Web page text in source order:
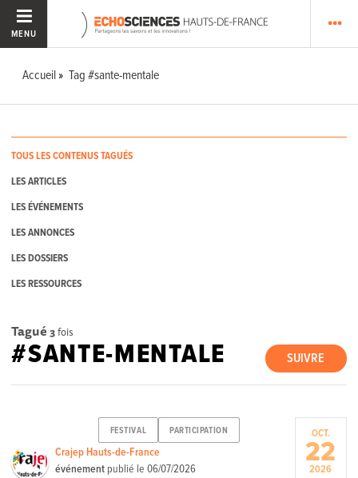
MENU
Accueil Tag #sante-mentale
TOUS LES CONTENUS TAGUÉS
LES ARTICLES
LES ÉVÉNEMENTS
LES ANNONCES
LES DOSSIERS
LES RESSOURCES
Tagué 3fois
SUIVRE
#SANTE-MENTALE
FESTIVAL PARTICIPATION
Crajep Hauts-de-France
événement publié le06/07/2026
OCT.
22
2026